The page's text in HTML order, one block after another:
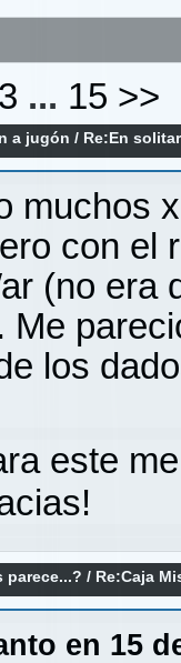
3 ... 15 >>
a jugón / Re:En
muchos
con el
(no era
Me
los
este
parece...? / Re:Caja
en 15